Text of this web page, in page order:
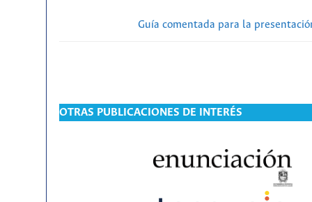
Guía comentada para la
OTRAS PUBLICACIONES DE INTERÉS